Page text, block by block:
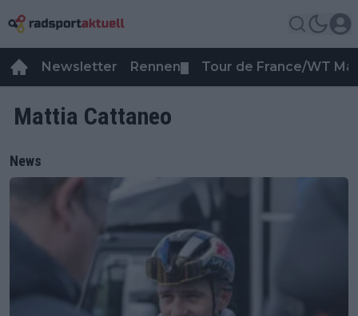
Newsletter Rennen Tour de France/WT
Mattia Cattaneo
News